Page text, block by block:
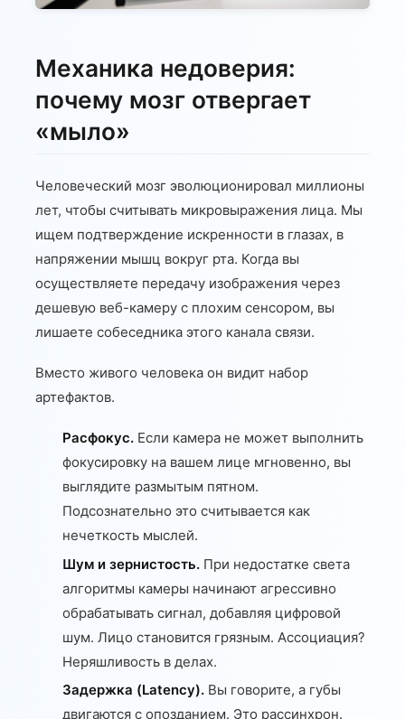
Механика недоверия:
почему мозг отвергает
«мыло»
Человеческий мозг эволюционировал миллионы
лет, чтобы считывать микровыражения лица. Мы
ищем подтверждение искренности в глазах, в
напряжении мышц вокруг рта. Когда вы
осуществляете передачу изображения через
дешевую веб-камеру с плохим сенсором, вы
лишаете собеседника этого канала связи.
Вместо живого человека он видит набор
артефактов.
Расфокус. Если камера не может выполнить
фокусировку на вашем лице мгновенно, вы
выглядите размытым пятном.
Подсознательно это считывается как
нечеткость мыслей.
Шум и зернистость. При недостатке света
алгоритмы камеры начинают агрессивно
обрабатывать сигнал, добавляя цифровой
шум. Лицо становится грязным. Ассоциация?
Неряшливость в делах.
Задержка (Latency). Вы говорите, а губы
двигаются с опозданием. Это рассинхрон.